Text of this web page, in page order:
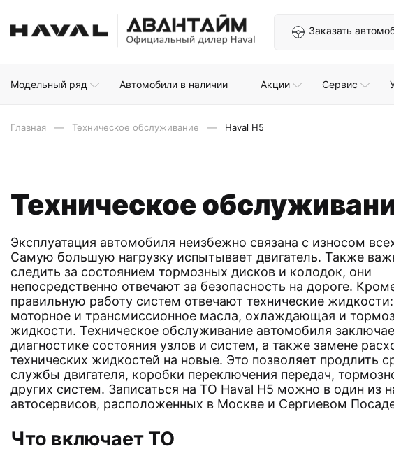
Заказать
Модельный ряд Автомобили в наличии Акции Сервис
Главная Техническое обслуживание Haval H5
Техническое
Эксплуатация автомобиля неизбежно связана с износом
Самую большую нагрузку испытывает двигатель. Также
следить за состоянием тормозных дисков и колодок, они
непосредственно отвечают за безопасность на дороге.
правильную работу систем отвечают технические жидкости:
моторное и трансмиссионное масла, охлаждающая и
жидкости. Техническое обслуживание автомобиля
диагностике состояния узлов и систем, а также замене
технических жидкостей на новые. Это позволяет продлить
службы двигателя, коробки переключения передач,
других систем. Записаться на ТО Haval H5 можно в один из
автосервисов, расположенных в Москве и Сергиевом
Что включает ТО